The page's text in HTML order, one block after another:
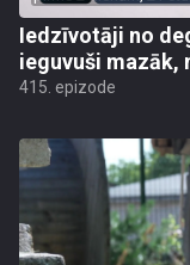
Iedzīvotāji no
ieguvuši mazāk,
415. epizode